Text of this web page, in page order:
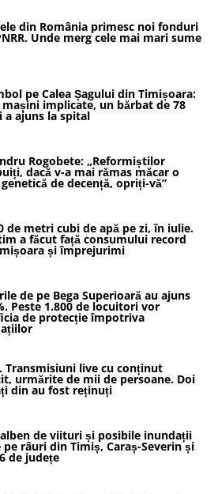
din România primesc noi fonduri
Unde merg cele mai mari sume
pe Calea Șagului din Timișoara:
implicate, un bărbat de 78
a ajuns la spital
Rogobete: „Reformiștilor
dacă v-a mai rămas măcar o
de decență, opriți-vă”
de metri cubi de apă pe zi, în iulie.
a făcut față consumului record
și împrejurimi
de pe Bega Superioară au ajuns
Peste 1.800 de locuitori vor
de protecție împotriva
Transmisiuni live cu conținut
urmărite de mii de persoane. Doi
din au fost reținuți
de viituri și posibile inundații
pe râuri din Timiș, Caraș-Severin și
de județe